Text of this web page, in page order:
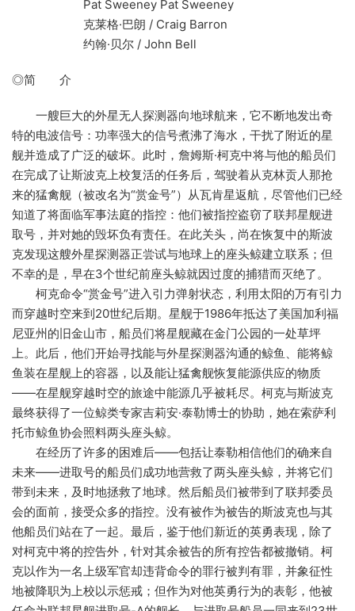
Pat Sweeney Pat Sweeney
克莱格·巴朗 / Craig Barron
约翰·贝尔 / John Bell
◎简 介
一艘巨大的外星无人探测器向地球航来，它不断地发出奇
特的电波信号：功率强大的信号煮沸了海水，干扰了附近的星
舰并造成了广泛的破坏。此时，詹姆斯·柯克中将与他的船员们
在完成了让斯波克上校复活的任务后，驾驶着从克林贡人那抢
来的猛禽舰（被改名为“赏金号”）从瓦肯星返航，尽管他们已经
知道了将面临军事法庭的指控：他们被指控盗窃了联邦星舰进
取号，并对她的毁坏负有责任。在此关头，尚在恢复中的斯波
克发现这艘外星探测器正尝试与地球上的座头鲸建立联系；但
不幸的是，早在3个世纪前座头鲸就因过度的捕猎而灭绝了。
柯克命令“赏金号”进入引力弹射状态，利用太阳的万有引力
而穿越时空来到20世纪后期。星舰于1986年抵达了美国加利福
尼亚州的旧金山市，船员们将星舰藏在金门公园的一处草坪
上。此后，他们开始寻找能与外星探测器沟通的鲸鱼、能将鲸
鱼装在星舰上的容器，以及能让猛禽舰恢复能源供应的物质
——在星舰穿越时空的旅途中能源几乎被耗尽。柯克与斯波克
最终获得了一位鲸类专家吉莉安·泰勒博士的协助，她在索萨利
托市鲸鱼协会照料两头座头鲸。
在经历了许多的困难后——包括让泰勒相信他们的确来自
未来——进取号的船员们成功地营救了两头座头鲸，并将它们
带到未来，及时地拯救了地球。然后船员们被带到了联邦委员
会的面前，接受众多的指控。没有被作为被告的斯波克也与其
他船员们站在了一起。最后，鉴于他们新近的英勇表现，除了
对柯克中将的控告外，针对其余被告的所有控告都被撤销。柯
克以作为一名上级军官却违背命令的罪行被判有罪，并象征性
地被降职为上校以示惩戒；但作为对他英勇行为的表彰，他被